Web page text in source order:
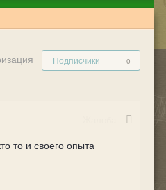
Подписчики 0
то и своего опыта